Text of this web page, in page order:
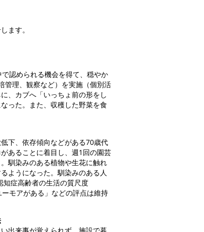
ます。
認められる機会を得て、穏やか
管理、観察など）を実施（個別活
、カブへ「いっちょ前の形をし
った。また、収穫した野菜を食
下、依存傾向などがある70歳代
あることに着目し、週1回の園芸
馴染みのある植物や生花に触れ
ようになった。馴染みのある人
知症高齢者の生活の質尺度
モアがある」などの評点は維持
出来事が覚えられず、施設で暮